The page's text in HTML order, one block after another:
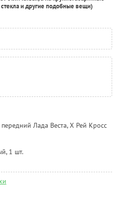
и другие подобные вещи)
Лада Веста, Х Рей Кросс
1 шт.